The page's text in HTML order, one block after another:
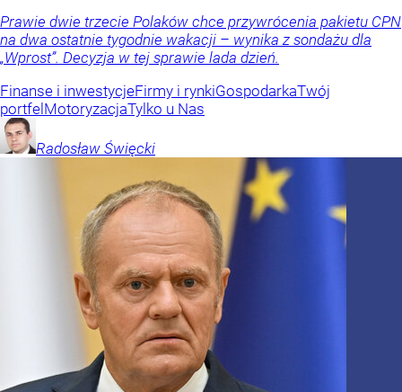
Prawie dwie trzecie Polaków chce przywrócenia pakietu CPN
na dwa ostatnie tygodnie wakacji – wynika z sondażu dla
„Wprost”. Decyzja w tej sprawie lada dzień.
Finanse i inwestycjeFirmy i rynkiGospodarkaTwój
portfel MotoryzacjaTylko u Nas
Radosław Święcki